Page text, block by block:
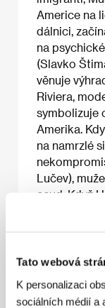
Tato webová
K personalizaci
sociálních médií a
Americe na
dálnici,
na
(Slavko
věnuje
Riviera,
symbolizuje
Amerika.
na namrzlé
Lučev),
osud. Když
mu má vrátit